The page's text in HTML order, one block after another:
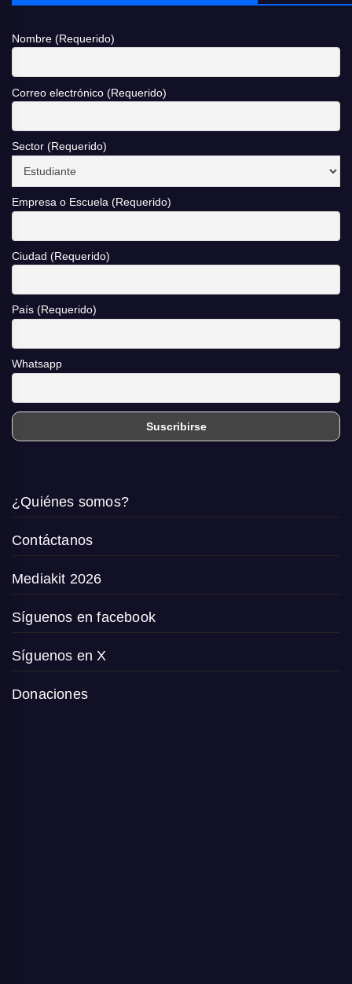
Nombre (Requerido)
Correo electrónico (Requerido)
Sector (Requerido)
Empresa o Escuela (Requerido)
Ciudad (Requerido)
País (Requerido)
Whatsapp
¿Quiénes somos?
Contáctanos
Mediakit 2026
Síguenos en facebook
Síguenos en X
Donaciones